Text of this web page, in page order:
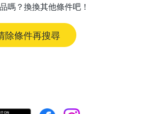
嗎？換換其他條件吧！
除條件再搜尋